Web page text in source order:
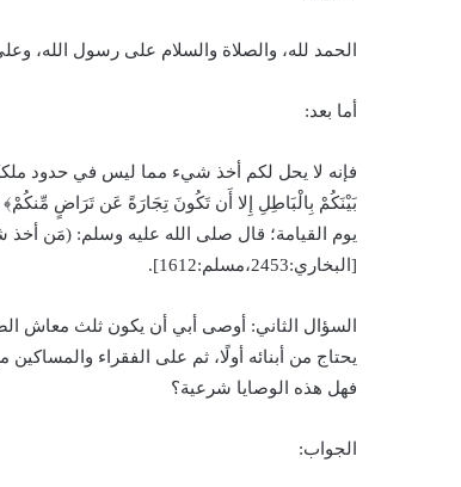
الحمد لله، والصلاة والسلام على رسول الله،
أما بعد:
فإنه لا يحل لكم أخذ شيء مما ليس في حدود ملككم،
يوم القيامة؛ قال صلى الله عليه وسلم: (مَن
[البخاري:2453،مسلم:1612].
السؤال الثاني: أوصى أبي أن يكون ثلث معاش
يحتاج من أبنائه أولًا، ثم على الفقراء
فهل هذه الوصايا شرعية؟
الجواب: